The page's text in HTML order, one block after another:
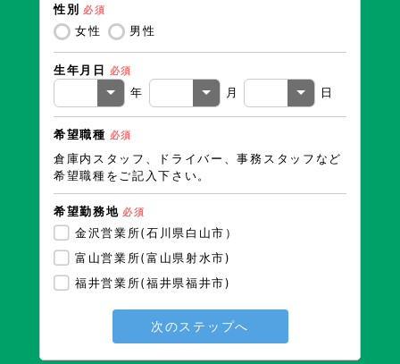
性別 必須
女性 男性
生年月日 必須
年 月 日
希望職種 必須
倉庫内スタッフ、ドライバー、事務スタッフなど
希望職種をご記入下さい。
希望勤務地 必須
金沢営業所(石川県白山市）
富山営業所(富山県射水市)
福井営業所(福井県福井市)
次のステップへ